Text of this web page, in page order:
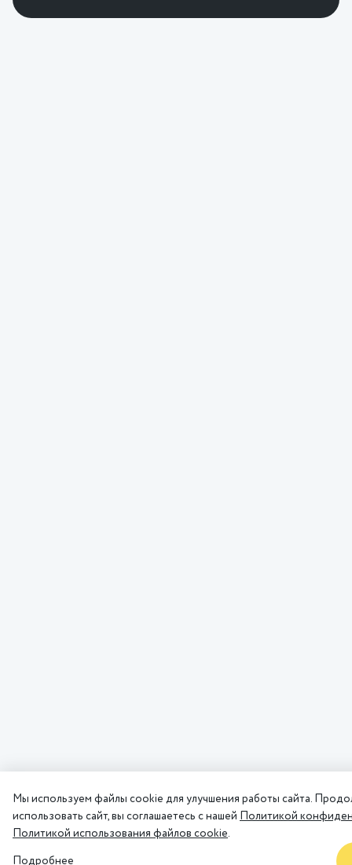
Мы используем файлы cookie для улучшения работы сайта.
использовать сайт, вы соглашаетесь с нашей Политикой
Политикой использования файлов cookie.
Подробнее